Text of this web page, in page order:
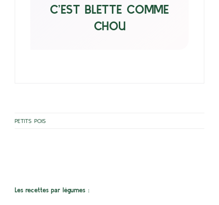
C’EST BLETTE COMME
CHOU
PETITS POIS
Les recettes par légumes :